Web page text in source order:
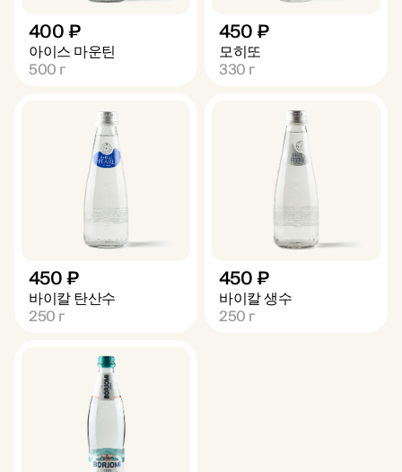
400 ₽
아이스 마운틴
500г
450 ₽
모히또
330г
450 ₽
바이칼 탄산수
250г
450 ₽
바이칼 생수
250г